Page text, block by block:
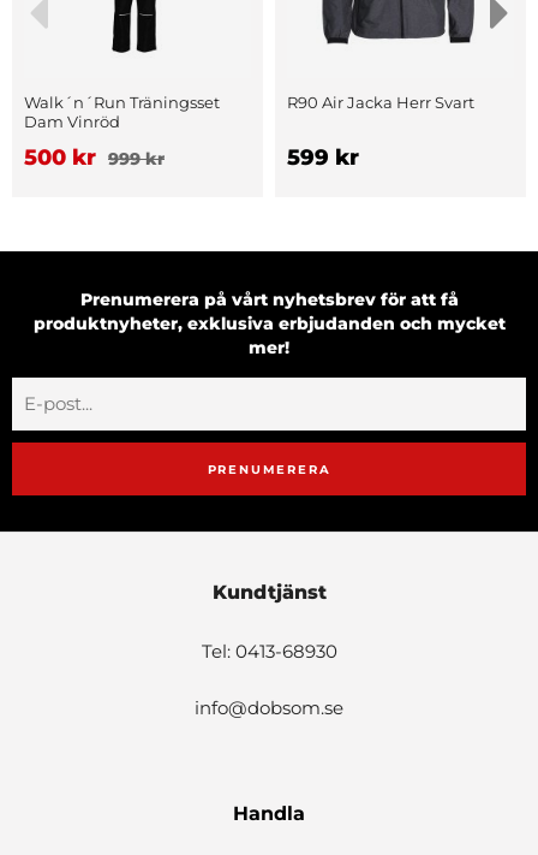
Walk´n´Run Träningsset
Dam Vinröd
500 kr 999 kr
R90 Air Jacka Herr Svart
599 kr
Prenumerera på vårt nyhetsbrev för att få
produktnyheter, exklusiva erbjudanden och mycket
mer!
PRENUMERERA
Kundtjänst
Tel: 0413-68930
info@dobsom.se
Handla